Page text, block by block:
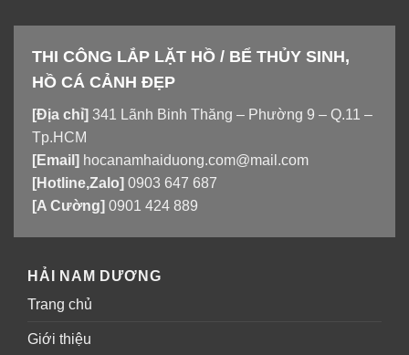
THI CÔNG LẮP LẶT HỒ / BỂ THỦY SINH,
HỒ CÁ CẢNH ĐẸP
[Địa chỉ] 341 Lãnh Binh Thăng – Phường 9 – Q.11 –
Tp.HCM
[Email] hocanamhaiduong.com@mail.com
[Hotline,Zalo] 0903 647 687
[A Cường] 0901 424 889
HẢI NAM DƯƠNG
Trang chủ
Giới thiệu